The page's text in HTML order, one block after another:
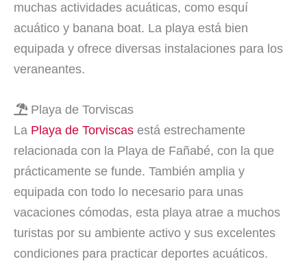
muchas actividades acuáticas, como esquí
acuático y banana boat. La playa está bien
equipada y ofrece diversas instalaciones para los
veraneantes.
Playa de Torviscas
La Playa de Torviscas está estrechamente
relacionada con la Playa de Fañabé, con la que
prácticamente se funde. También amplia y
equipada con todo lo necesario para unas
vacaciones cómodas, esta playa atrae a muchos
turistas por su ambiente activo y sus excelentes
condiciones para practicar deportes acuáticos.